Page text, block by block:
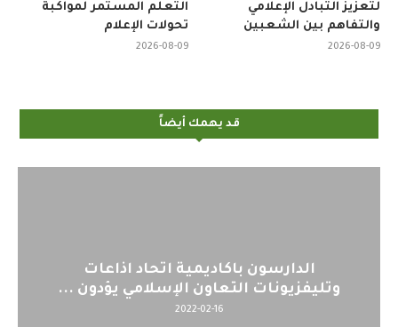
التعلم المستمر لمواكبة
تحولات الإعلام
2026-08-09
لتعزيز التبادل الإعلامي
والتفاهم بين الشعبين
2026-08-09
قد يهمك أيضاً
الدارسون باكاديمية اتحاد اذاعات
التعاون الإسلامي يؤدون ...